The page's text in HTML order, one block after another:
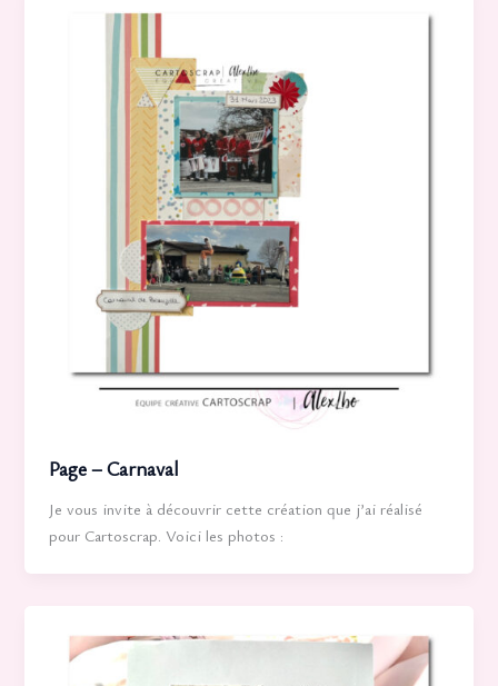
Page – Carnaval
Je vous invite à découvrir cette création que j’ai réalisé
pour Cartoscrap. Voici les photos :